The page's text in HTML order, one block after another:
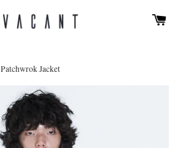
Patchwrok Jacket